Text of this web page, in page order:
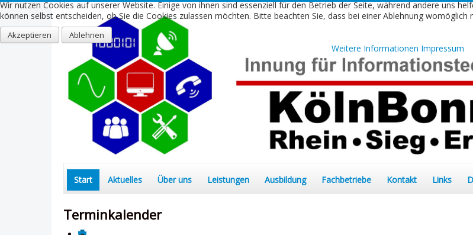
Start Aktuelles Über uns Leistungen Ausbildung Fachbetriebe Kontakt Links
Terminkalender
Wir nutzen Cookies auf unserer Website. Einige von ihnen sind essenziell für den Betrieb der Seite, während andere uns
können selbst entscheiden, ob Sie die Cookies zulassen möchten. Bitte beachten Sie, dass bei einer Ablehnung
Akzeptieren Ablehnen
Weitere Informationen Impressum